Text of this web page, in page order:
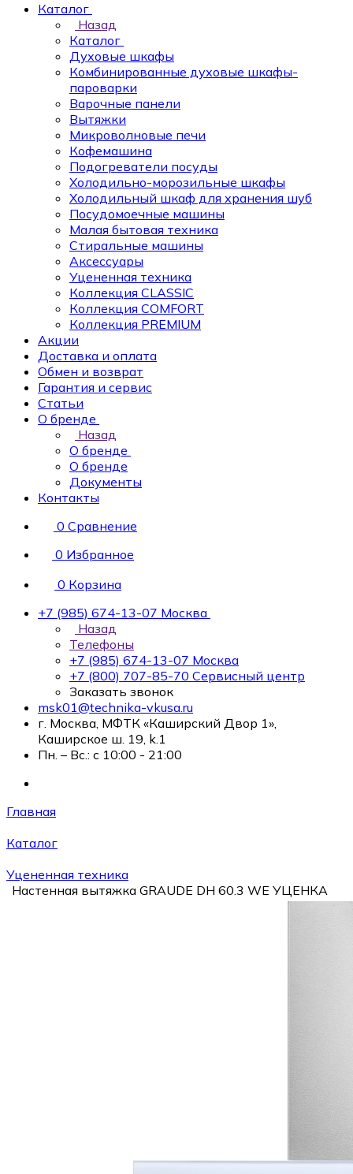
Каталог
Назад
Каталог
Духовые шкафы
Комбинированные духовые шкафы-
пароварки
Варочные панели
Вытяжки
Микроволновые печи
Кофемашина
Подогреватели посуды
Холодильно-морозильные шкафы
Холодильный шкаф для хранения шуб
Посудомоечные машины
Малая бытовая техника
Стиральные машины
Аксессуары
Уцененная техника
Коллекция CLASSIC
Коллекция COMFORT
Коллекция PREMIUM
Акции
Доставка и оплата
Обмен и возврат
Гарантия и сервис
Статьи
О бренде
Назад
О бренде
О бренде
Документы
Контакты
0 Сравнение
0 Избранное
0 Корзина
+7 (985) 674-13-07 Москва
Назад
Телефоны
+7 (985) 674-13-07 Москва
+7 (800) 707-85-70 Сервисный центр
Заказать звонок
msk01@technika-vkusa.ru
г. Москва, МФТК «Каширский Двор 1»,
Каширское ш. 19, k.1
Пн. – Вс.: с 10:00 - 21:00
Главная
Каталог
Уцененная техника
Настенная вытяжка GRAUDE DH 60.3 WE УЦЕНКА